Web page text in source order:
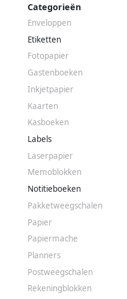
Categorieën
Enveloppen
Etiketten
Fotopapier
Gastenboeken
Inkjetpapier
Kaarten
Kasboeken
Labels
Laserpapier
Memoblokken
Notitieboeken
Pakketweegschalen
Papier
Papiermache
Planners
Postweegschalen
Rekeningblokken